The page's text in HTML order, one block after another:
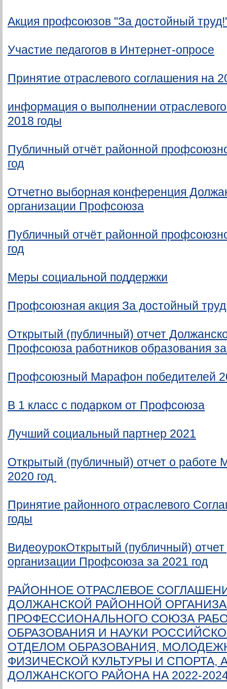
Акция профсоюзов "За достойный
Участие педагогов в Интернет-опросе
Принятие отраслевого соглашения на
информация о выполнении
2018 годы
Публичный отчёт районной
год
Отчетно выборная конференция
организации Профсоюза
Публичный отчёт районной
год
Меры социальной поддержки
Профсоюзная акция За достойный
Открытый (публичный) отчет
Профсоюза работников образования
Профсоюзный Марафон победителей
В 1 класс с подарком от Профсоюза
Лучший социальный партнер 2021
Открытый (публичный) отчет о работе
2020 год
Принятие районного отраслевого
годы
ВидеоурокОткрытый (публичный)
организации Профсоюза за 2021 год
РАЙОННОЕ ОТРАСЛЕВОЕ
ДОЛЖАНСКОЙ РАЙОННОЙ
ПРОФЕССИОНАЛЬНОГО СОЮЗА
ОБРАЗОВАНИЯ И НАУКИ
ОТДЕЛОМ ОБРАЗОВАНИЯ,
ФИЗИЧЕСКОЙ КУЛЬТУРЫ И СПОРТА,
ДОЛЖАНСКОГО РАЙОНА НА 2022-